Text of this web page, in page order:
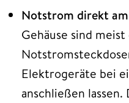
Notstrom direkt
Gehäuse sind
Elektrogeräte bei
anschließen